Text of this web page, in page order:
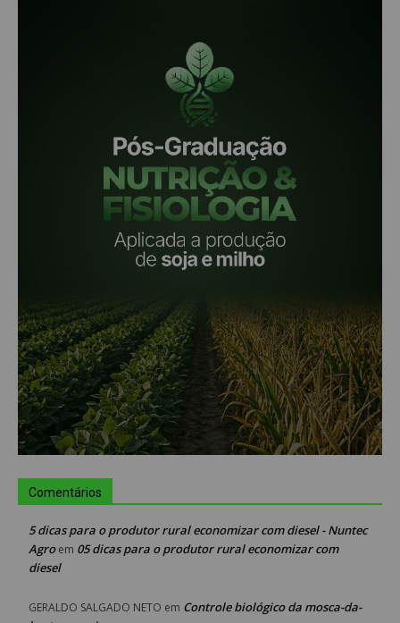
Comentários
5 dicas para o produtor rural economizar com diesel - Nuntec
Agroem 05 dicas para o produtor rural economizar com
diesel
GERALDO SALGADO NETO em Controle biológico da mosca-da-